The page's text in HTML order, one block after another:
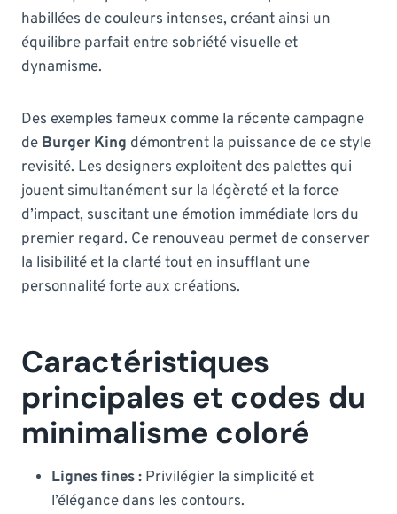
habillées de couleurs intenses, créant ainsi un
équilibre parfait entre sobriété visuelle et
dynamisme.
Des exemples fameux comme la récente campagne
de Burger King démontrent la puissance de ce style
revisité. Les designers exploitent des palettes qui
jouent simultanément sur la légèreté et la force
d’impact, suscitant une émotion immédiate lors du
premier regard. Ce renouveau permet de conserver
la lisibilité et la clarté tout en insufflant une
personnalité forte aux créations.
Caractéristiques
principales et codes du
minimalisme coloré
Lignes fines : Privilégier la simplicité et
l’élégance dans les contours.